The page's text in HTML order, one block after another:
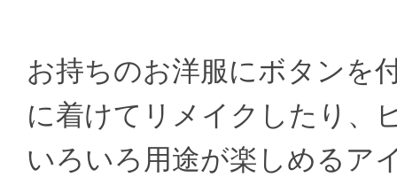
お持ちのお洋服にボタンを
に着けてリメイクしたり、
いろいろ用途が楽しめるア